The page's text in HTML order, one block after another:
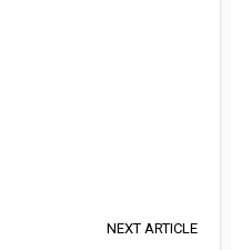
NEXT ARTICLE